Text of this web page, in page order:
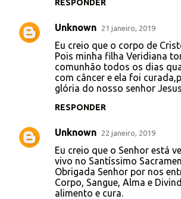
e
n
s
RESPONDER
Unknown 21 janeiro, 2019
Eu creio que o corpo de
Pois minha filha Veridiana
comunhão todos os dias
com câncer e ela foi
glória do nosso senhor
RESPONDER
Unknown 22 janeiro, 2019
Eu creio que o Senhor está
vivo no Santíssimo
Obrigada Senhor por nos
Corpo, Sangue, Alma e
alimento e cura.